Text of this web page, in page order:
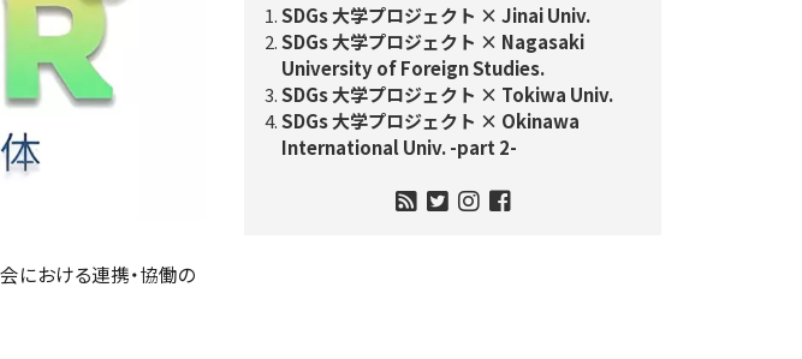
における連携・協働の
SDGs 大学プロジェクト × Jinai Univ.
SDGs 大学プロジェクト × Nagasaki
University of Foreign Studies.
SDGs 大学プロジェクト × Tokiwa Univ.
SDGs 大学プロジェクト × Okinawa
International Univ. -part 2-